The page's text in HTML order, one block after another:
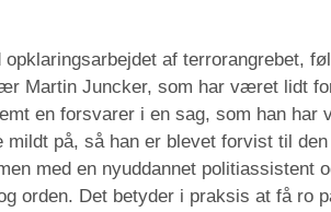
opklaringsarbejdet af terrorangrebet,
Martin Juncker, som har været lidt
en forsvarer i en sag, som han har
mildt på, så han er blevet forvist til
med en nyuddannet politiassistent
orden. Det betyder i praksis at få ro